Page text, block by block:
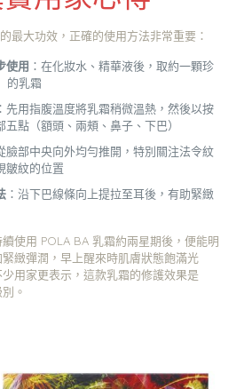
最大功效，正確的使用方法非常重要：
使用 ：在化妝水、精華液後，取約一顆珍
的乳霜
先用指腹溫度將乳霜稍微溫熱，然後以按
五點（額頭、兩頰、鼻子、下巴）
臉部中央向外均勻推開，特別關注法令紋
皺紋的位置
：沿下巴線條向上提拉至耳後，有助緊緻
使用 POLA BA 乳霜約兩星期後，便能明
緻彈潤，早上醒來時肌膚狀態飽滿光
用家更表示，這款乳霜的修護效果是
。